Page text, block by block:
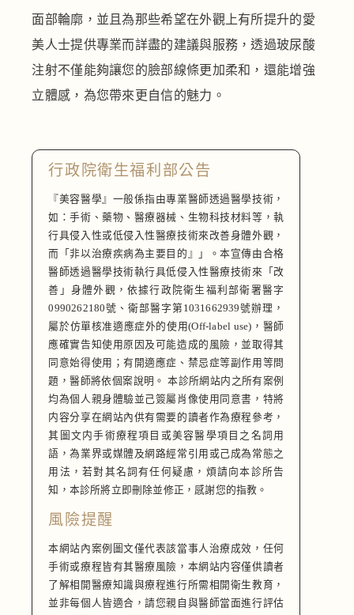
面部輪廓，並且為那些希望在外觀上有所提升的愛
美人士提供專業而詳盡的建議與服務，透過玻尿酸
注射不僅能夠讓您的臉部線條更加柔和，還能增強
立體感，為您帶來更自信的魅力。
行政院衛生福利部公告
『美容醫學』一般係指由專業醫師透過醫學技術，
如：手術、藥物、醫療器械、生物科技材料等，執
行具侵入性或低侵入性醫療技術來改善身體外觀，
而「非以治療疾病為主要目的』」。本宣傳由合格
醫師透過醫學技術執行具低侵入性醫療技術來「改
善」身體外觀，依據行政院衛生福利部衛署醫字
0990262180號、衛部醫字第1031662939號辦理，
屬於仿單核准適應症外的使用(Off-label use)，醫師
應確實告知使用原因及可能造成的風險，並取得其
同意始得使用；有開適應症、禁忌症等副作用等問
題，醫師將依個案說明。 本診所網站内之所有案例
均為個人親身體驗並己簽屬肖像使用同意書，特將
内容分享在網站內供有需要的讀者作為療程參考，
其圖文内手術療程項目或美容醫學項目之名詞用
語，為業界或媒體及網路經常引用或己成為常態之
用法，若對其名詞有任何疑慮，煩請向本診所告
知，本診所將立即刪除並修正，感謝您的指教。
風險提醒
本網站內案例圖文僅代表該當事人治療成效，任何
手術或療程皆有其醫療風險，本網站内容僅供讀者
了解相開醫療知識與療程進行所需相開衛生教育，
並非每個人皆適合，請您親自與醫師當面進行評估